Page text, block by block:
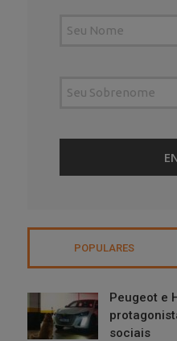
POPULARES
Peugeot e
sociais